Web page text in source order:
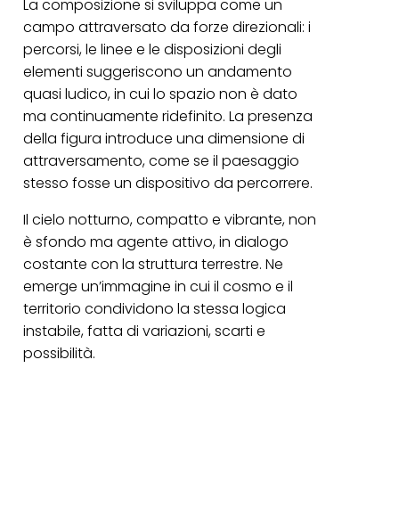
La composizione si sviluppa come un
campo attraversato da forze direzionali: i
percorsi, le linee e le disposizioni degli
elementi suggeriscono un andamento
quasi ludico, in cui lo spazio non è dato
ma continuamente ridefinito. La presenza
della figura introduce una dimensione di
attraversamento, come se il paesaggio
stesso fosse un dispositivo da percorrere.
Il cielo notturno, compatto e vibrante, non
è sfondo ma agente attivo, in dialogo
costante con la struttura terrestre. Ne
emerge un’immagine in cui il cosmo e il
territorio condividono la stessa logica
instabile, fatta di variazioni, scarti e
possibilità.